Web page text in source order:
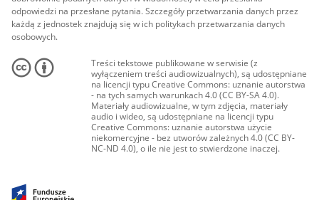
odpowiedzi na przesłane pytania. Szczegóły przetwarzania danych przez
każdą z jednostek znajdują się w ich politykach przetwarzania danych
osobowych.
Treści tekstowe publikowane w serwisie (z
wyłączeniem treści audiowizualnych), są udostępniane
na licencji typu Creative Commons: uznanie autorstwa
- na tych samych warunkach 4.0 (CC BY-SA 4.0).
Materiały audiowizualne, w tym zdjęcia, materiały
audio i wideo, są udostępniane na licencji typu
Creative Commons: uznanie autorstwa użycie
niekomercyjne - bez utworów zależnych 4.0 (CC BY-
NC-ND 4.0), o ile nie jest to stwierdzone inaczej.